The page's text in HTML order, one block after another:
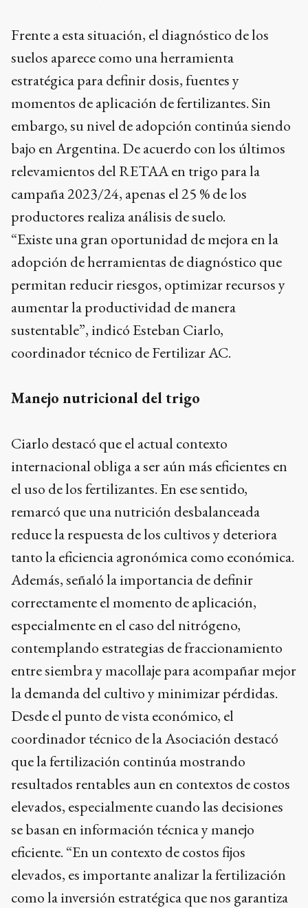
Frente a esta situación, el diagnóstico de los
suelos aparece como una herramienta
estratégica para definir dosis, fuentes y
momentos de aplicación de fertilizantes. Sin
embargo, su nivel de adopción continúa siendo
bajo en Argentina. De acuerdo con los últimos
relevamientos del RETAA en trigo para la
campaña 2023/24, apenas el 25 % de los
productores realiza análisis de suelo.
“Existe una gran oportunidad de mejora en la
adopción de herramientas de diagnóstico que
permitan reducir riesgos, optimizar recursos y
aumentar la productividad de manera
sustentable”, indicó Esteban Ciarlo,
coordinador técnico de Fertilizar AC.
Manejo nutricional del trigo
Ciarlo destacó que el actual contexto
internacional obliga a ser aún más eficientes en
el uso de los fertilizantes. En ese sentido,
remarcó que una nutrición desbalanceada
reduce la respuesta de los cultivos y deteriora
tanto la eficiencia agronómica como económica.
Además, señaló la importancia de definir
correctamente el momento de aplicación,
especialmente en el caso del nitrógeno,
contemplando estrategias de fraccionamiento
entre siembra y macollaje para acompañar mejor
la demanda del cultivo y minimizar pérdidas.
Desde el punto de vista económico, el
coordinador técnico de la Asociación destacó
que la fertilización continúa mostrando
resultados rentables aun en contextos de costos
elevados, especialmente cuando las decisiones
se basan en información técnica y manejo
eficiente. “En un contexto de costos fijos
elevados, es importante analizar la fertilización
como la inversión estratégica que nos garantiza